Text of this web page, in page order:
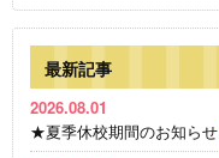
最新記事
2026.08.01
★夏季休校期間のお知らせ